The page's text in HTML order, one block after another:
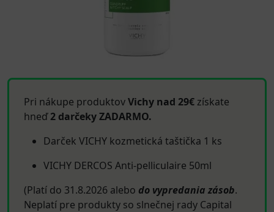
Pri nákupe produktovVichy nad 29€získate
hneď2 darčeky ZADARMO.
Darček VICHY kozmetická taštička 1 ks
VICHY DERCOS Anti-pelliculaire 50ml
(Platí do 31.8.2026 alebo do vypredania zásob.
Neplatí pre produkty so slnečnej rady Capital